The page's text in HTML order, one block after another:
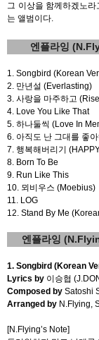
그 이상을 함께하겠노
는 앨범이다.
엔플라잉
1. Songbird (Korean
2. 만년설 (Everlasting)
3. 사랑을 마주하고
4. Love You Like That
5. 하나둘씩 (Love In
6. 아직도 난 그대를 좋
7. 행복해버리기
8. Born To Be
9. Run Like This
10. 뫼비우스 (Moebius)
11. LOG
12. Stand By Me
엔플라잉
1. Songbird (Korean
Lyrics by 이승협
Composed by Satoshi
Arranged by N.Flying,
[N.Flying’s Note]